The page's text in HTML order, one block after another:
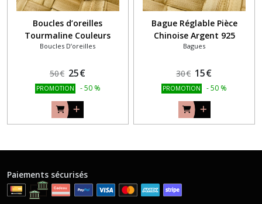
Boucles d’oreilles
Tourmaline Couleurs
Argent 925
Boucles D’oreilles
50€ 25€
PROMOTION -50 %
Bague Réglable Pièce
Chinoise Argent 925
Bagues
30€ 15€
PROMOTION -50 %
Paiements sécurisés